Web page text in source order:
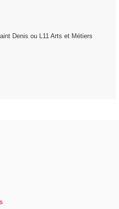
Denis ou L11 Arts et Métiers